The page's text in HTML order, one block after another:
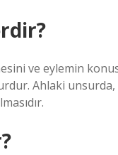
ve eylemin
Ahlaki